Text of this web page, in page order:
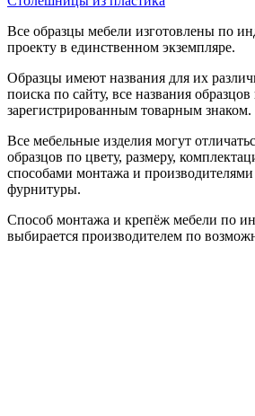
Все образцы мебели изготовлены по
проекту в единственном экземпляре.
Образцы имеют названия для их
поиска по сайту, все названия
зарегистрированным товарным знаком.
Все мебельные изделия могут
образцов по цвету, размеру,
способами монтажа и
фурнитуры.
Способ монтажа и крепёж мебели по
выбирается производителем по